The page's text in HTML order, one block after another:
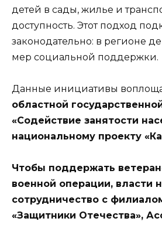
детей в сады, жилье и
доступность. Этот подход
законодательно: в регионе
мер социальной поддержки.
Данные инициативы
областной
«Содействие занятости
национальному проекту
Чтобы поддержать
военной операции, власти
сотрудничество с
«Защитники Отечества»,